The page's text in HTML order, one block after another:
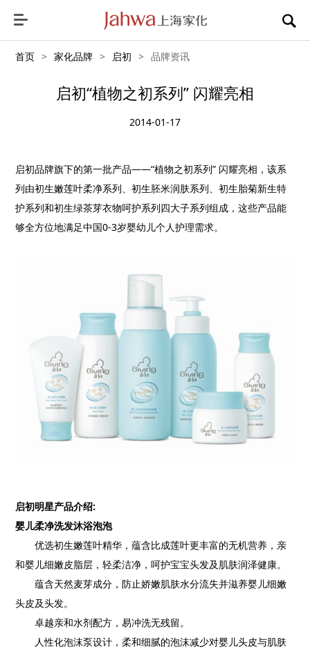
首页 > 家化品牌 > 启初 > 品牌资讯
启初“植物之初系列” 闪耀亮相
2014-01-17
启初品牌旗下的第一批产品——“植物之初系列” 闪耀亮相，该系
列由初生嫩莲叶柔净系列、初生胚米润肤系列、初生胎菊新生特
护系列和初生绿茶芽衣物呵护系列四大子系列组成，这些产品能
够全方位地满足中国0-3岁婴幼儿个人护理需求。
启初明星产品介绍:
婴儿柔净洗发沐浴泡泡
优选初生嫩莲叶精华，蕴含比成莲叶更丰富的无机营养，亲
和婴儿细嫩皮脂层，轻柔洁净，呵护宝宝头发及肌肤润泽健康。
蕴含天然麦芽成分，防止娇嫩肌肤水分流失并滋养婴儿细嫩
头皮及头发。
卓越亲和水剂配方，易冲洗无残留。
人性化泡沫泵设计，柔和细腻的泡沫减少对婴儿头皮与肌肤